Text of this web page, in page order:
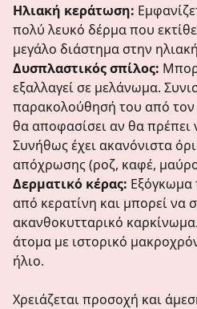
Ηλιακή κεράτωση:
πολύ λευκό δέρμα που
μεγάλο διάστημα στην
Δυσπλαστικός σπίλος:
εξαλλαγεί σε μελάνωμα.
παρακολούθησή του από τον
θα αποφασίσει αν θα πρέπει
Συνήθως έχει ακανόνιστα
απόχρωσης (ροζ, καφέ,
Δερματικό κέρας: Εξόγκωμα
από κερατίνη και μπορεί να
ακανθοκυτταρικό
άτομα με ιστορικό
ήλιο.
Χρειάζεται προσοχή και